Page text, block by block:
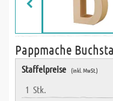
Pappmache
Staffelpreise (inkl. MwSt.)
1 Stk.